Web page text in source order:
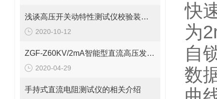
浅谈高压开关动特性测试仪校验装置的结构原理
2020-10-12
ZGF-Z60KV/2mA智能型直流高压发生器多功能
2020-04-29
手持式直流电阻测试仪的相关介绍
快
为
自
数